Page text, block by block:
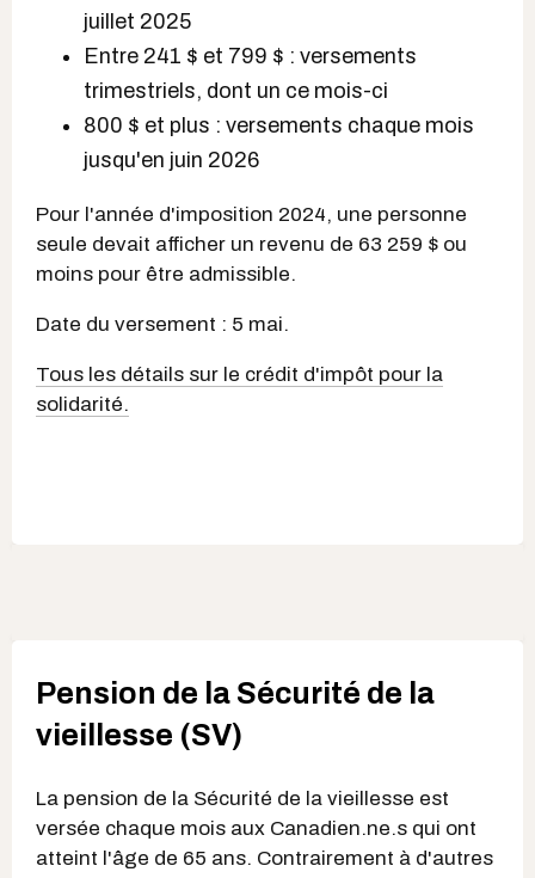
juillet 2025
Entre 241 $ et 799 $ : versements
trimestriels, dont un ce mois-ci
800 $ et plus : versements chaque mois
jusqu'en juin 2026
Pour l'année d'imposition 2024, une personne
seule devait afficher un revenu de 63 259 $ ou
moins pour être admissible.
Date du versement : 5 mai.
Tous les détails sur le crédit d'impôt pour la
solidarité.
Pension de la Sécurité de la
vieillesse (SV)
La pension de la Sécurité de la vieillesse est
versée chaque mois aux Canadien.ne.s qui ont
atteint l'âge de 65 ans. Contrairement à d'autres